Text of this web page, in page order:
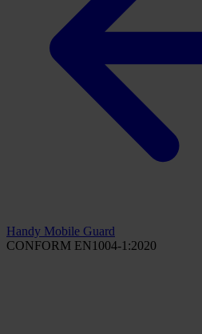
Handy Mobile Guard
CONFORM EN1004-1:2020